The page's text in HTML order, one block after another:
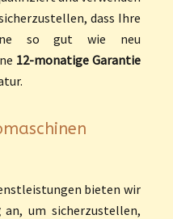
dass Ihre
so gut wie neu
12-monatige Garantie
bieten wir
an, um sicherzustellen,